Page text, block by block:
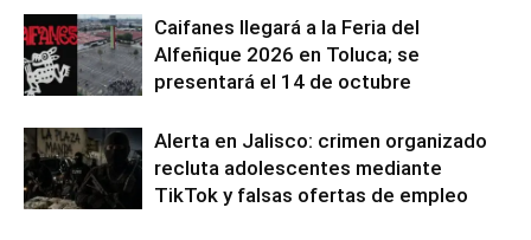
Caifanes llegará a la Feria del
Alfeñique 2026 en Toluca; se
presentará el 14 de octubre
Alerta en Jalisco: crimen organizado
recluta adolescentes mediante
TikTok y falsas ofertas de empleo